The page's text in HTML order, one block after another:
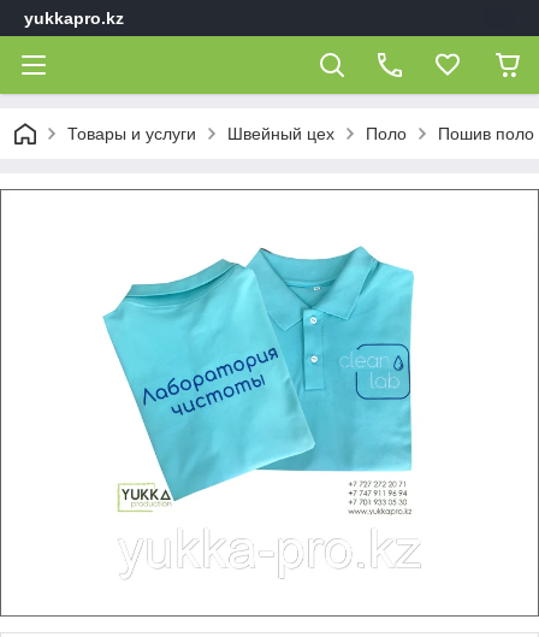
yukkapro.kz
Товары и услуги Швейный цех Поло Пошив поло